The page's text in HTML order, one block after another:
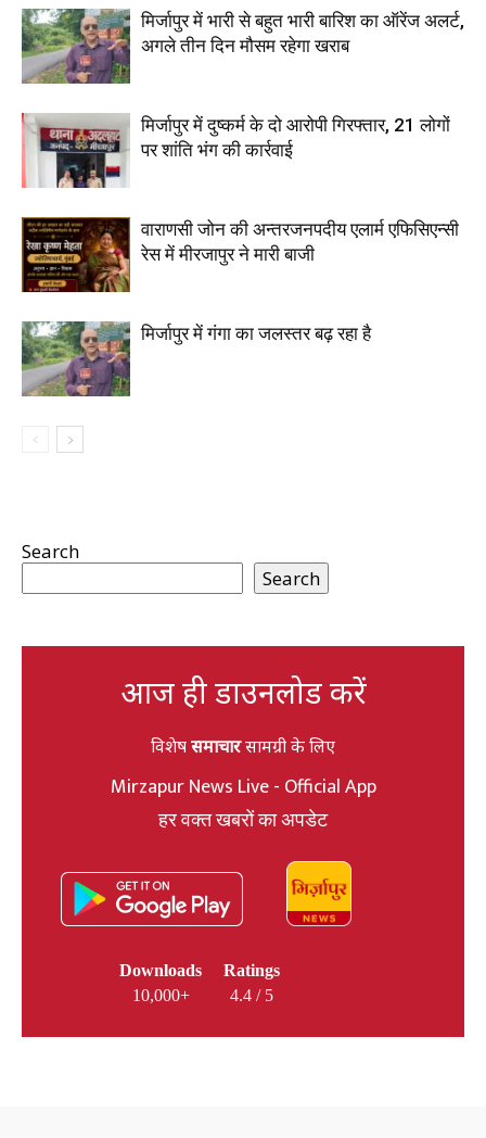
मिर्जापुर में भारी से बहुत भारी बारिश का ऑरेंज अलर्ट,
अगले तीन दिन मौसम रहेगा खराब
मिर्जापुर में दुष्कर्म के दो आरोपी गिरफ्तार, 21 लोगों
पर शांति भंग की कार्रवाई
वाराणसी जोन की अन्तरजनपदीय एलार्म एफिसिएन्सी
रेस में मीरजापुर ने मारी बाजी
मिर्जापुर में गंगा का जलस्तर बढ़ रहा है
Search
Search
आज ही डाउनलोड करें
विशेषसमाचारसामग्री के लिए
Mirzapur News Live - Official App
हर वक्त खबरों का अपडेट
Downloads
10,000+
Ratings
4.4 / 5